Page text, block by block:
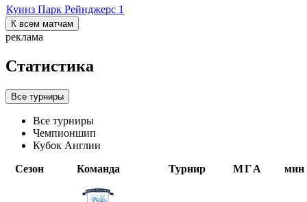
Куинз Парк Рейнджерс 1
К всем матчам
реклама
Статистика
Все турниры
Все турниры
Чемпионшип
Кубок Англии
Сезон
Команда Турнир МГА мин